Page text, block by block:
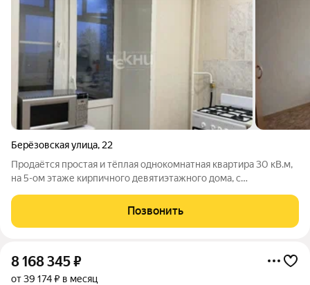
Берёзовская улица, 22
Продаётся простая и тёплая однокомнатная квартира 30 кВ.м,
на 5-ом этаже кирпичного девятиэтажного дома, с
утеплённая, зимой реально тепло. Сделан аккуратный
косметический ремонт, окна пластиковые,
Позвонить
8 168 345₽
от 39 174 ₽ в месяц